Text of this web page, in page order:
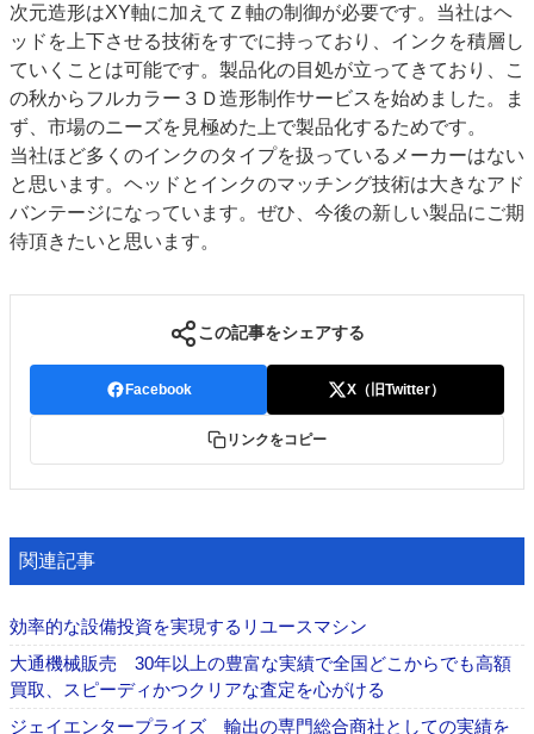
次元造形はXY軸に加えてＺ軸の制御が必要です。当社はヘ
ッドを上下させる技術をすでに持っており、インクを積層し
ていくことは可能です。製品化の目処が立ってきており、こ
の秋からフルカラー３Ｄ造形制作サービスを始めました。ま
ず、市場のニーズを見極めた上で製品化するためです。
当社ほど多くのインクのタイプを扱っているメーカーはない
と思います。ヘッドとインクのマッチング技術は大きなアド
バンテージになっています。ぜひ、今後の新しい製品にご期
待頂きたいと思います。
この記事をシェアする
Facebook X（旧Twitter）
リンクをコピー
関連記事
効率的な設備投資を実現するリユースマシン
大通機械販売 30年以上の豊富な実績で全国どこからでも高額
買取、スピーディかつクリアな査定を心がける
ジェイエンタープライズ 輸出の専門総合商社としての実績を